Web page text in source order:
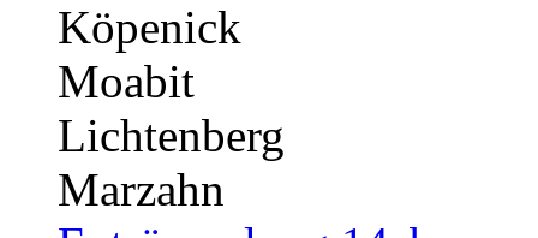
Köpenick
Moabit
Lichtenberg
Marzahn